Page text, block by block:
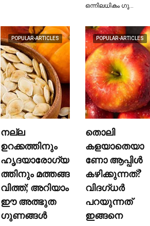
ഒന്നിലധികം ഗു…
POPULAR-ARTICLES
നല്ല
ഉറക്കത്തിനും
ഹൃദയാരോഗ്യ
ത്തിനും മത്തങ്ങ
വിത്ത്; അറിയാം
ഈ അത്ഭുത
ഗുണങ്ങള്‍
POPULAR-ARTICLES
തൊലി
കളയാതെയാ
ണോ ആപ്പിള്‍
കഴിക്കുന്നത്?
വിദഗ്ധര്‍
പറയുന്നത്
ഇങ്ങനെ